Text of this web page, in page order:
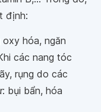
định:
hóa, ngăn
các nang tóc
rụng do các
bụi bẩn, hóa